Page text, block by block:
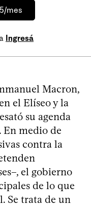
mes
Ingresá
Macron,
el Elíseo y la
su agenda
En medio de
contra la
el gobierno
de lo que
Se trata de un